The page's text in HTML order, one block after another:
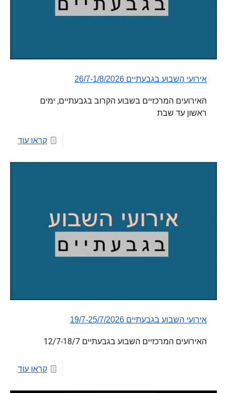
אירועי השבוע בגבעתיים 26/7-1/8/2026
האירועים המרכזיים בשבוע הקרוב בגבעתיים, ימים
ראשון עד שבת
קראו עוד
אירועי השבוע בגבעתיים 19/7-25/7/2026
האירועים המרכזיים השבוע בגבעתיים 12/7-18/7
קראו עוד